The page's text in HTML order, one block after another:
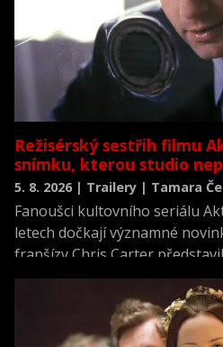
Režisérský sestřih filmu
snímku, kterou studio
5. 8. 2026 | Trailery | Tamara
Fanoušci kultovního seriálu
letech dočkají významné
franšízy Chris Carter
neviděné režisérské verzi